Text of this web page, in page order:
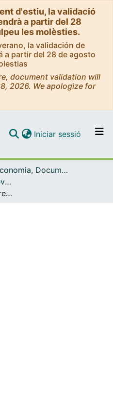
d'estiu, la validació
a partir del 28
les molèsties.
la validación de
a partir del 28 de agosto
document validation will
2026. We apologize for
per tot el DD
Iniciar sessió (current)
Biblioteconomia, Documentació i Comunicació Audiovisual
Articles publicats en revistes (Biblioteconomia, Documentació i Comunicació Audiovisual)
Procedències dels impresos de la biblioteca del Castell Monestir d'Escornalbou: les marques de propietat de la col·lecció d'Eduard Toda.